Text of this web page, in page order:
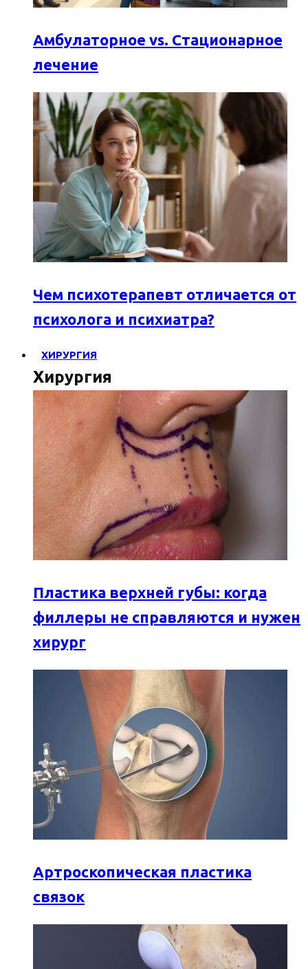
Амбулаторное vs. Стационарное
лечение
Чем психотерапевт отличается от
психолога и психиатра?
ХИРУРГИЯ
Хирургия
Пластика верхней губы: когда
филлеры не справляются и нужен
хирург
Артроскопическая пластика
связок